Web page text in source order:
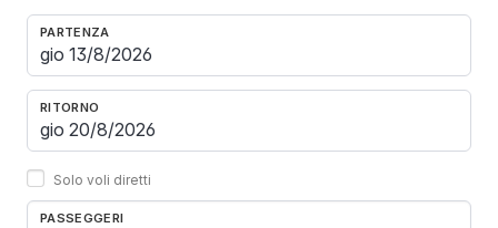
PARTENZA
RITORNO
Solo voli diretti
PASSEGGERI